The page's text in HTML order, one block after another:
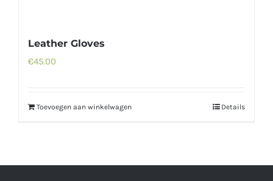
Leather Gloves
€45.00
Toevoegen aan winkelwagen Details